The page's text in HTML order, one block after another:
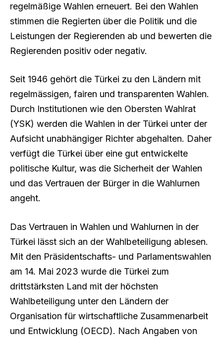
regelmäßige Wahlen erneuert. Bei den Wahlen
stimmen die Regierten über die Politik und die
Leistungen der Regierenden ab und bewerten die
Regierenden positiv oder negativ.
Seit 1946 gehört die Türkei zu den Ländern mit
regelmässigen, fairen und transparenten Wahlen.
Durch Institutionen wie den Obersten Wahlrat
(YSK) werden die Wahlen in der Türkei unter der
Aufsicht unabhängiger Richter abgehalten. Daher
verfügt die Türkei über eine gut entwickelte
politische Kultur, was die Sicherheit der Wahlen
und das Vertrauen der Bürger in die Wahlurnen
angeht.
Das Vertrauen in Wahlen und Wahlurnen in der
Türkei lässt sich an der Wahlbeteiligung ablesen.
Mit den Präsidentschafts- und Parlamentswahlen
am 14. Mai 2023 wurde die Türkei zum
drittstärksten Land mit der höchsten
Wahlbeteiligung unter den Ländern der
Organisation für wirtschaftliche Zusammenarbeit
und Entwicklung (OECD). Nach Angaben von